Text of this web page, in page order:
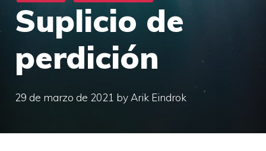
Suplicio de
perdición
29 de marzo de 2021 by Arik Eindrok